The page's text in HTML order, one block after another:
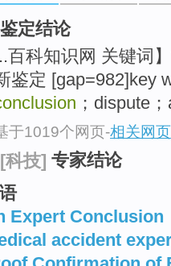
鉴定结论
百科知识网 关键词
鉴定 [gap=982]key
；dispute
于1019个网页-相关网页
[科技] 专家结论
Expert Conclusion
accident